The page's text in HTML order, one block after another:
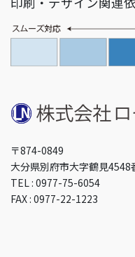
〒874-0849
大分県別府市大字鶴見4548
TEL : 0977-75-6054
FAX : 0977-22-1223